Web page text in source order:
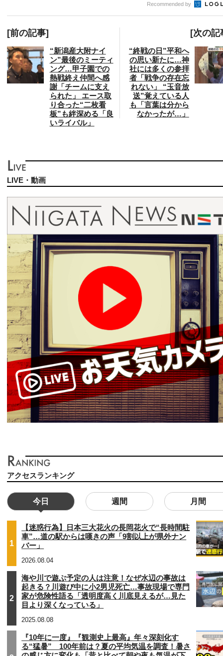
Recommended by
[前の記事]
“新潟産大附ナイ
ン”最後のミーティ
ング…甲子園での
熱戦終え仲間へ感
謝「チームに支え
られた」 エース取
り合った“二枚看
板”も絆深める「良
いライバル」
[次の記
“終戦の日”平和へ
の思い新たに…神
社には多くの参拝
者「戦争の存在忘
れない」 “玉音放
送”覚えている人
も「言葉は分から
なかったが…」
LIVE・動画
アクセスランキング
今日 週間 月間
1
【迷惑行為】日本三大花火の長岡花火で“長時間駐
車”…道の駅からは嘆きの声「9割以上が県外ナン
バー」
2026.08.04
2
海や川で遊ぶ予定の人は注意！なぜ水辺の事故は
起きる？川遊び中に小2男児死亡…事故現場で専門
家が危険性語る「透明度高く川底見えるが…見た
目より深くなっている」
2025.08.08
『10年に一度』『観測史上最高』年々深刻化す
る“猛暑” 100年前は？夏の平均気温を調査！暑さ